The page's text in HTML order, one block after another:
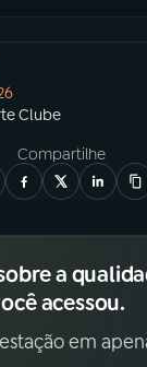
Clube
Compartilhe
a
acessou.
em